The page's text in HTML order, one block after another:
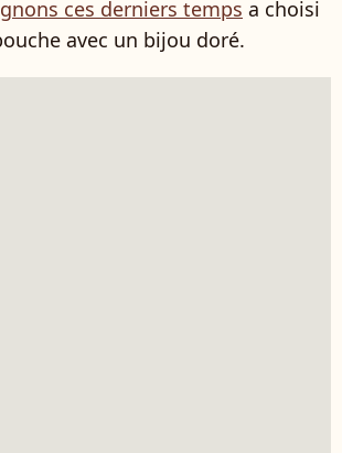
ces derniers temps a choisi
avec un bijou doré.